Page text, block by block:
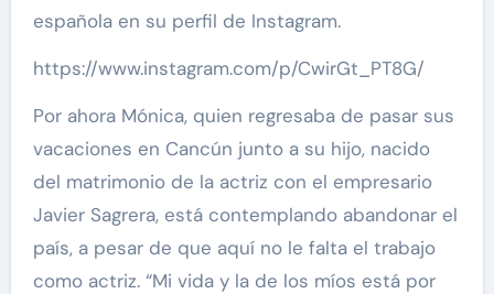
española en su perfil de Instagram.
https://www.instagram.com/p/CwirGt_PT8G/
Por ahora Mónica, quien regresaba de pasar sus
vacaciones en Cancún junto a su hijo, nacido
del matrimonio de la actriz con el empresario
Javier Sagrera, está contemplando abandonar el
país, a pesar de que aquí no le falta el trabajo
como actriz. “Mi vida y la de los míos está por